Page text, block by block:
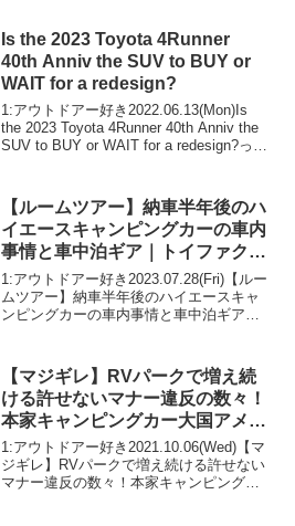
Is the 2023 Toyota 4Runner
40th Anniv the SUV to BUY or
WAIT for a redesign?
1:アウトドアー好き2022.06.13(Mon)Is
the 2023 Toyota 4Runner 40th Anniv the
SUV to BUY or WAIT for a redesign?って
【ルームツアー】納車半年後のハ
イエースキャンピングカーの車内
事情と車中泊ギア｜トイファクト
リー バーデン旅準備
1:アウトドアー好き2023.07.28(Fri)【ルー
ムツアー】納車半年後のハイエースキャ
ンピングカーの車内事情と車中泊ギア｜
アウトドアー好き2023.07.28...
【マジギレ】RVパークで増え続
ける許せないマナー違反の数々！
本家キャンピングカー大国アメリ
カのRVパークでは実際どうな
の？
1:アウトドアー好き2021.10.06(Wed)【マ
ジギレ】RVパークで増え続ける許せない
マナー違反の数々！本家キャンピングカ